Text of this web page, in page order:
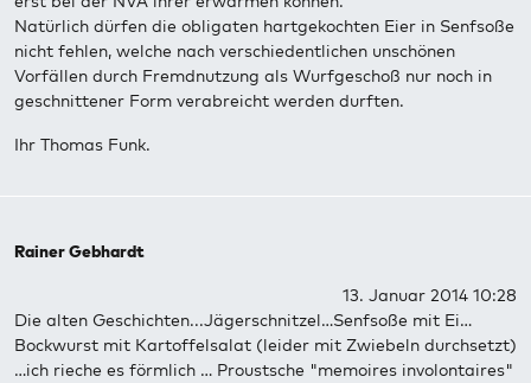
Natürlich dürfen die obligaten hartgekochten Eier in Senfsoße
nicht fehlen, welche nach verschiedentlichen unschönen
Vorfällen durch Fremdnutzung als Wurfgeschoß nur noch in
geschnittener Form verabreicht werden durften.
Ihr Thomas Funk.
Rainer Gebhardt
13. Januar 2014 10:28
Die alten Geschichten...Jägerschnitzel…Senfsoße mit Ei…
Bockwurst mit Kartoffelsalat (leider mit Zwiebeln durchsetzt)
…ich rieche es förmlich … Proustsche "memoires involontaires"